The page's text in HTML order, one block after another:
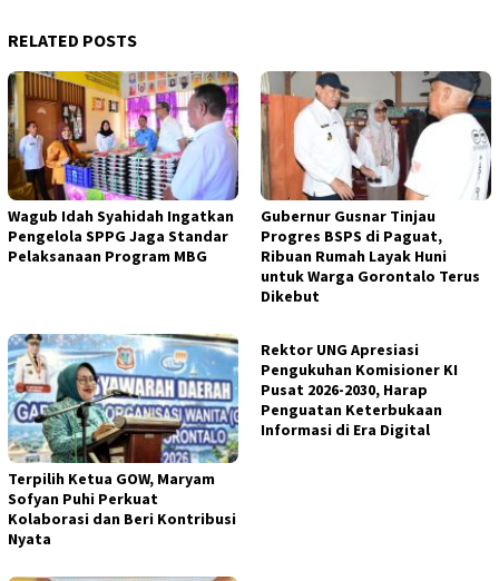
RELATED POSTS
Wagub Idah Syahidah Ingatkan
Pengelola SPPG Jaga Standar
Pelaksanaan Program MBG
Gubernur Gusnar Tinjau
Progres BSPS di Paguat,
Ribuan Rumah Layak Huni
untuk Warga Gorontalo Terus
Dikebut
Terpilih Ketua GOW, Maryam
Sofyan Puhi Perkuat
Kolaborasi dan Beri Kontribusi
Nyata
Rektor UNG Apresiasi
Pengukuhan Komisioner KI
Pusat 2026-2030, Harap
Penguatan Keterbukaan
Informasi di Era Digital